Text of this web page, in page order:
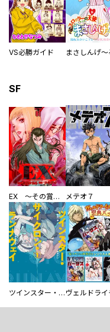
VS必勝ガイド まさしんげ～
SF
EX ～その賞金稼ぎは、世界の出口を探す～【単行本版】 メテオ７
ツインスター・サイクロン・ランナウェイ